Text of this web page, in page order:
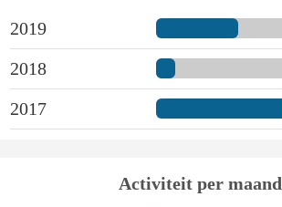
2019
2018
2017
Activiteit per maand